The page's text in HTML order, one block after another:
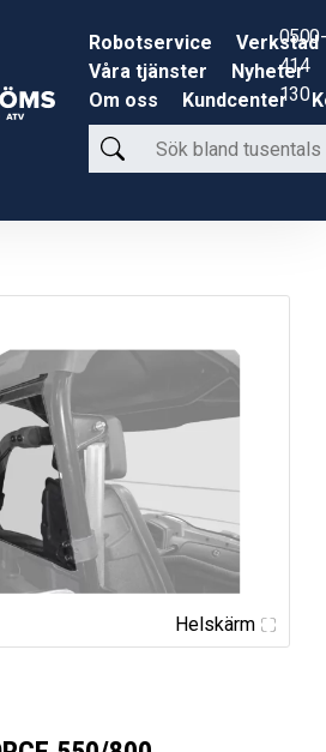
Robotservice
Verkstad
Våra tjänster
Nyheter
Om oss
Kundcenter
Sök
bland
produkter
0500-
414
130
Helskärm